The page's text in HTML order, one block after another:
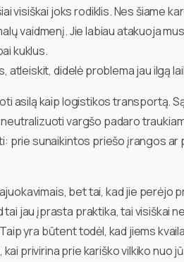
visiškai joks rodiklis. Nes šiame
vaidmenį. Jie labiau atakuoja
kuklus.
atleiskit, didelė problema jau ilgą
asilą kaip logistikos transportą.
vargšo padaro
prie sunaikintos priešo įrangos ar
bet tai, kad jie perėjo
jau įprasta praktika, tai visiškai
yra būtent todėl, kad jiems
kai privirina prie kariško vilkiko